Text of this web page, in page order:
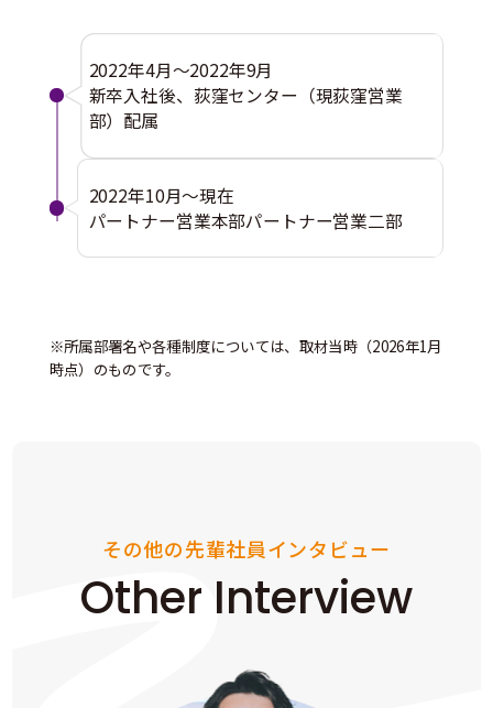
2022年4月～2022年9月
新卒入社後、荻窪センター（現荻窪営業
部）配属
2022年10月〜現在
パートナー営業本部パートナー営業二部
※所属部署名や各種制度については、取材当時（2026年1月
時点）のものです。
その他の先輩社員インタビュー
Other Interview